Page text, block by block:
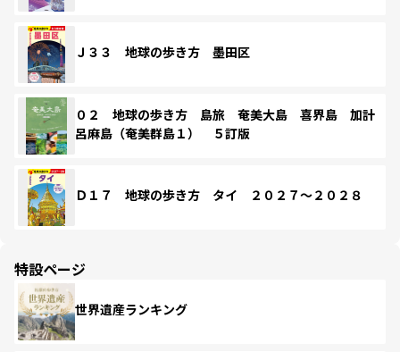
Ｊ３３ 地球の歩き方 墨田区
０２ 地球の歩き方 島旅 奄美大島 喜界島 加計
呂麻島（奄美群島１） ５訂版
Ｄ１７ 地球の歩き方 タイ ２０２７～２０２８
特設ページ
世界遺産ランキング